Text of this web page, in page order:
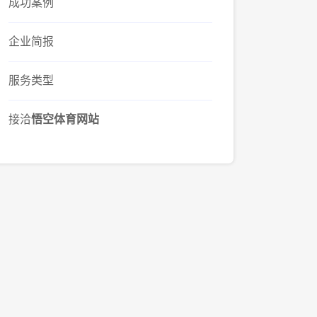
企业简报
服务类型
接洽悟空体育网站